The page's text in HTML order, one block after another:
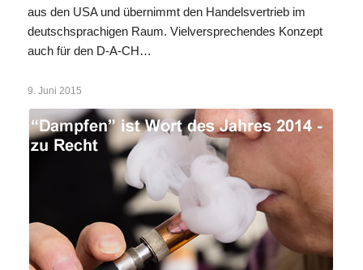
aus den USA und übernimmt den Handelsvertrieb im
deutschsprachigen Raum. Vielversprechendes Konzept
auch für den D-A-CH…
9. Juni 2015